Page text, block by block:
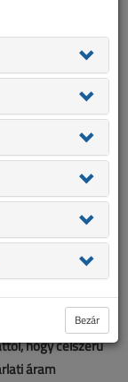
szereplő
a tartalom
túlfeszültség-
hogy célszerű
áram
Bezár